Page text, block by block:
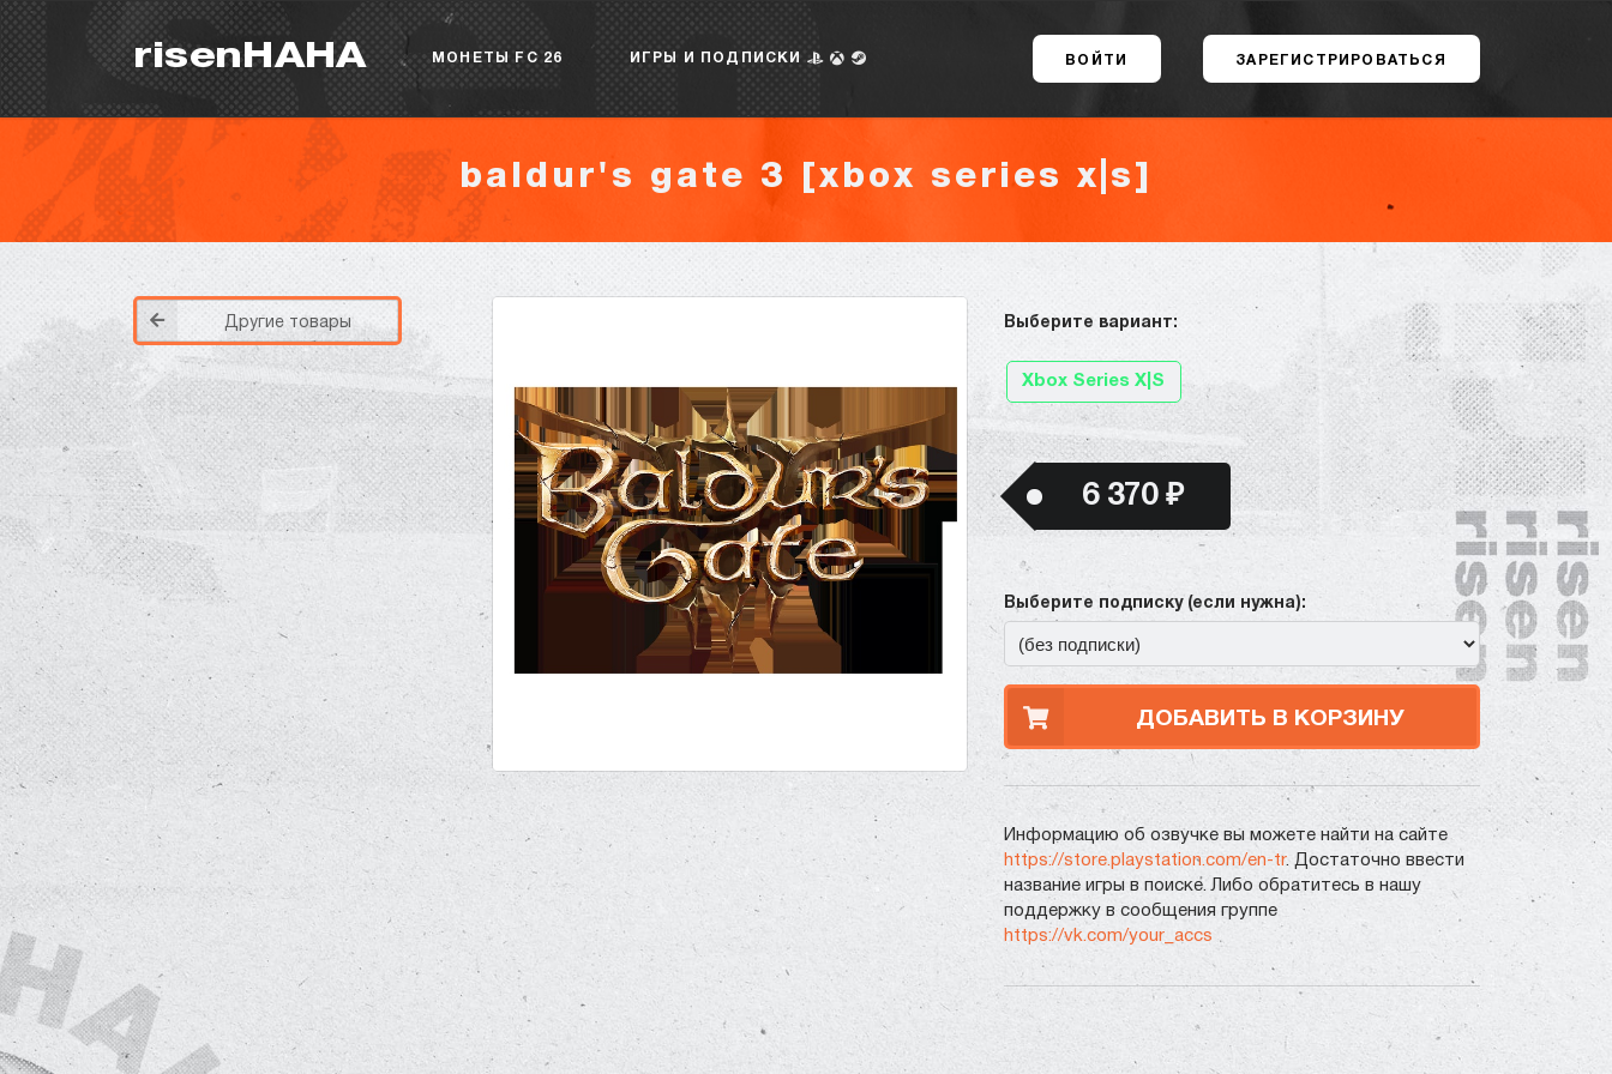
risenHAHA МОНЕТЫ FC 26 ИГРЫ И ПОДПИСКИ ВОЙТИ ЗАРЕГИСТРИРОВАТЬСЯ
baldur's gate 3 [xbox series x|s]
Другие товары Выберите вариант:
Xbox Series X|S
6 370 ₽
Выберите подписку (если нужна):
ДОБАВИТЬ В КОРЗИНУ
Информацию об озвучке вы можете найти на сайте
https://store.playstation.com/en-tr. Достаточно ввести
название игры в поиске. Либо обратитесь в нашу
поддержку в сообщения группе
https://vk.com/your_accs